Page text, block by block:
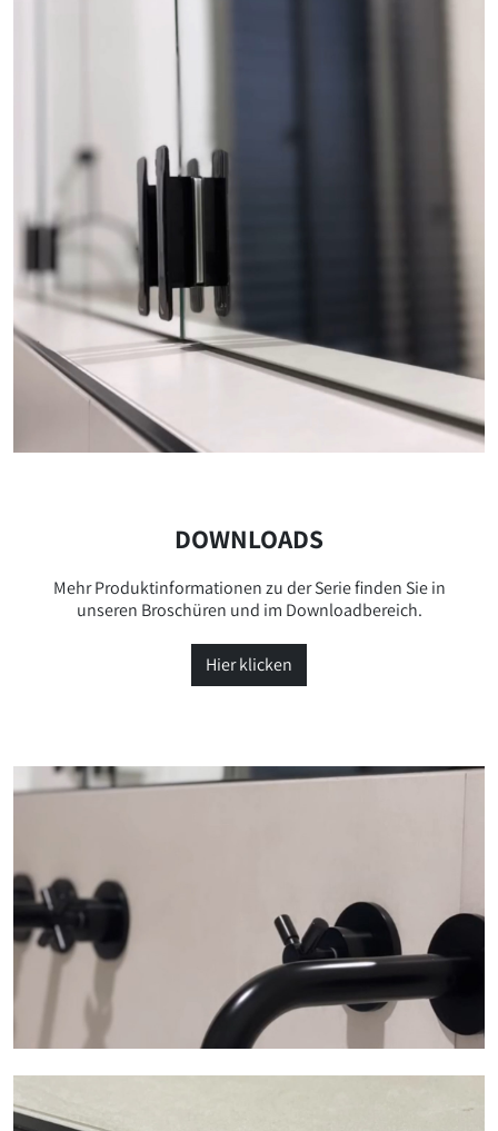
DOWNLOADS
Mehr Produktinformationen zu der Serie finden Sie in
unseren Broschüren und im Downloadbereich.
Hier klicken